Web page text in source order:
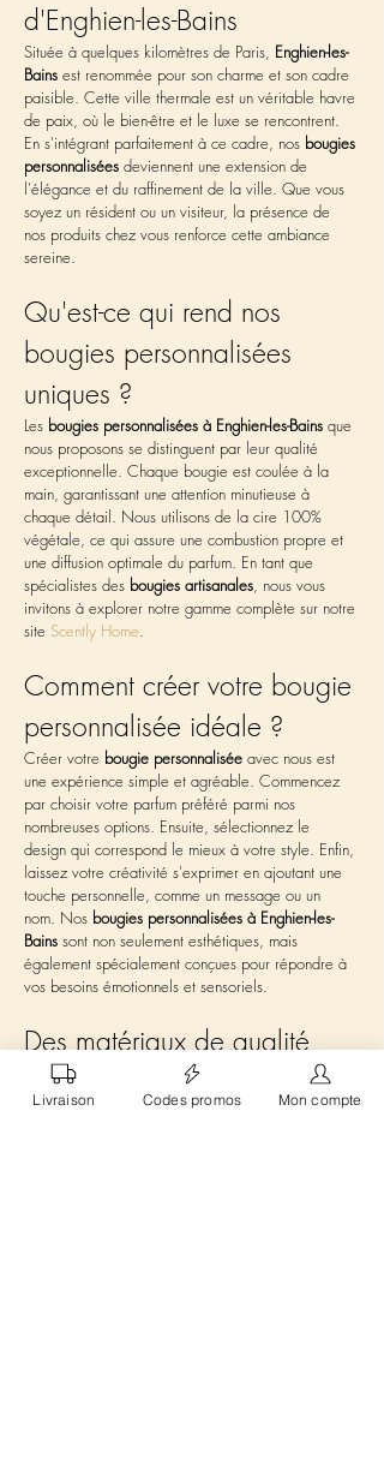
d'Enghien-les-Bains
Située à quelques kilomètres de Paris, Enghien-les-
Bains est renommée pour son charme et son cadre
paisible. Cette ville thermale est un véritable havre
de paix, où le bien-être et le luxe se rencontrent.
En s'intégrant parfaitement à ce cadre, nos bougies
personnalisées deviennent une extension de
l'élégance et du raffinement de la ville. Que vous
soyez un résident ou un visiteur, la présence de
nos produits chez vous renforce cette ambiance
sereine.
Qu'est-ce qui rend nos
bougies personnalisées
uniques ?
Les bougies personnalisées à Enghien-les-Bains que
nous proposons se distinguent par leur qualité
exceptionnelle. Chaque bougie est coulée à la
main, garantissant une attention minutieuse à
chaque détail. Nous utilisons de la cire 100%
végétale, ce qui assure une combustion propre et
une diffusion optimale du parfum. En tant que
spécialistes des bougies artisanales, nous vous
invitons à explorer notre gamme complète sur notre
site Scently Home.
Comment créer votre bougie
personnalisée idéale ?
Créer votre bougie personnalisée avec nous est
une expérience simple et agréable. Commencez
par choisir votre parfum préféré parmi nos
nombreuses options. Ensuite, sélectionnez le
design qui correspond le mieux à votre style. Enfin,
laissez votre créativité s'exprimer en ajoutant une
touche personnelle, comme un message ou un
nom. Nos bougies personnalisées à Enghien-les-
Bains sont non seulement esthétiques, mais
également spécialement conçues pour répondre à
vos besoins émotionnels et sensoriels.
Des matériaux de qualité
pour des bougies
Livraison Codes promos Mon compte